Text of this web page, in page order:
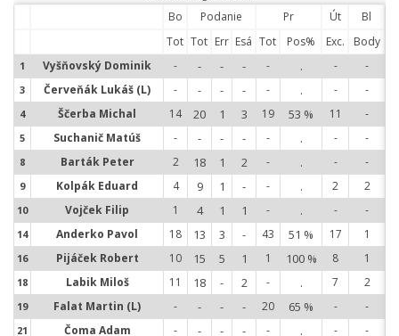
Bo Podanie Pr Út
Bl
Tot Tot Err Esá Tot Pos% Exc. Body
1 Vyšňovský Dominik - - - - - . - -
3 Červeňák Lukáš (L) - - - - - . - -
4 Ščerba Michal 14 20 1 3 19 53 % 11 -
5 Suchanič Matúš - - - - - . - -
8 Barták Peter 2 18 1 2 - . - -
9 Kolpák Eduard 4 9 1 - - . 2 2
10 Vojček Filip 1 4 1 1 - . - -
14 Anderko Pavol 18 13 3 - 43 51 % 17 1
16 Pijáček Robert 10 15 5 1 1 100 % 8 1
18 Labik Miloš 11 18 - 2 - . 7 2
19 Falat Martin (L) - - - - 20 65 % - -
21 Čoma Adam - - - - - . - -